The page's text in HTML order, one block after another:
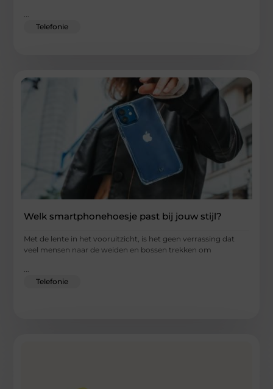
Telefonie
Welk smartphonehoesje past bij jouw stijl?
Met de lente in het vooruitzicht, is het geen verrassing dat
veel mensen naar de weiden en bossen trekken om
Telefonie